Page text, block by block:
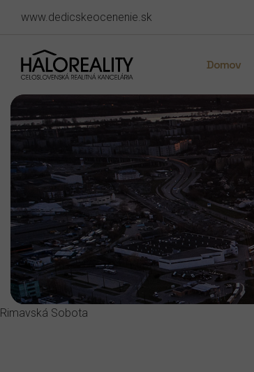
www.dedicskeocenenie.sk
Domov
Rimavská Sobota